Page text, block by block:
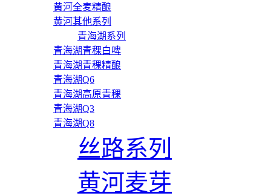
黄河全麦精酿
黄河其他系列
青海湖系列
青海湖青稞白啤
青海湖青稞精酿
青海湖Q6
青海湖高原青稞
青海湖Q3
青海湖Q8
丝路系列
黄河麦芽